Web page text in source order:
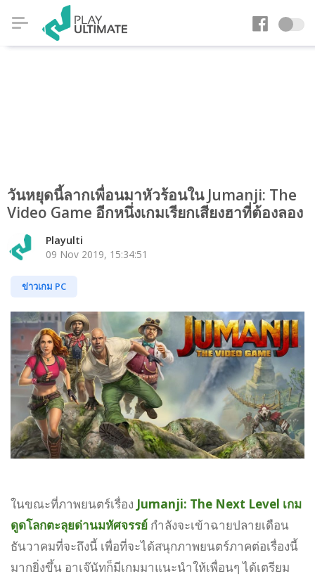
วันหยุดนี้ลากเพื่อนมาหัวร้อนใน Jumanji: The
Video Game อีกหนึ่งเกมเรียกเสียงฮาที่ต้องลอง
Playulti
09 Nov 2019, 15:34:51
ข่าวเกม PC
ในขณะที่ภาพยนตร์เรื่อง Jumanji: The Next Level เกม
ดูดโลกตะลุยด่านมหัศจรรย์ กำลังจะเข้าฉายปลายเดือน
ธันวาคมที่จะถึงนี้ เพื่อที่จะได้สนุกภาพยนตร์ภาคต่อเรื่องนี้
มากยิ่งขึ้น อาเจ๊นัทก็มีเกมมาแนะนำให้เพื่อนๆ ได้เตรียม